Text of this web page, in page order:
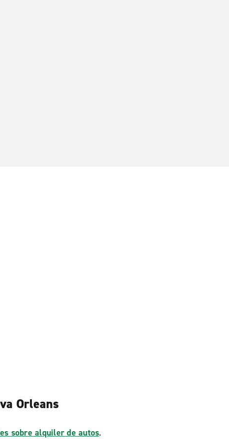
Orleans
sobre alquiler de autos.